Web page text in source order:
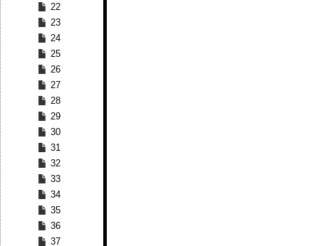
22
23
24
25
26
27
28
29
30
31
32
33
34
35
36
37